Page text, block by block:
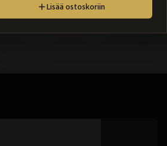
Lisää ostoskoriin